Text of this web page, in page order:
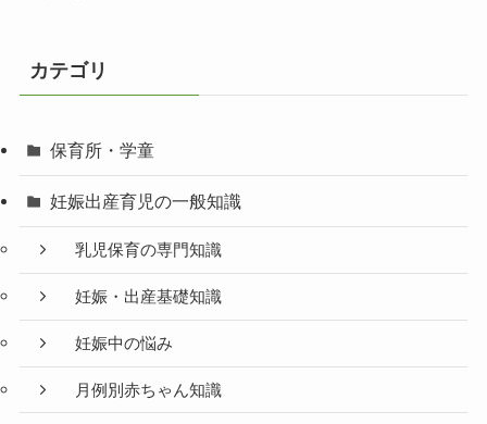
カテゴリ
保育所・学童
妊娠出産育児の一般知識
乳児保育の専門知識
妊娠・出産基礎知識
妊娠中の悩み
月例別赤ちゃん知識